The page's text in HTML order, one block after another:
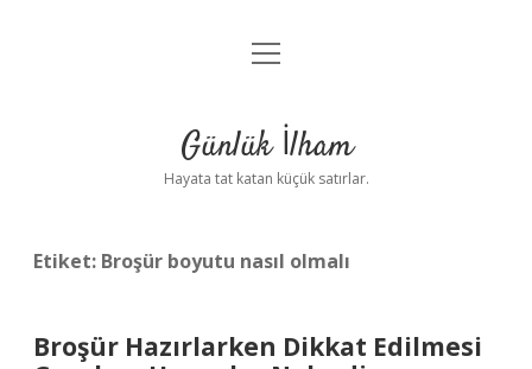
Anasayfa
Yasal Uyarı
menüyü
Günlük İlham
Hayata tat katan küçük satırlar.
Etiket: Broşür boyutu nasıl olmalı
Broşür Hazırlarken Dikkat Edilmesi